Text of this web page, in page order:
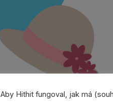
Aby Hithit fungoval, jak má